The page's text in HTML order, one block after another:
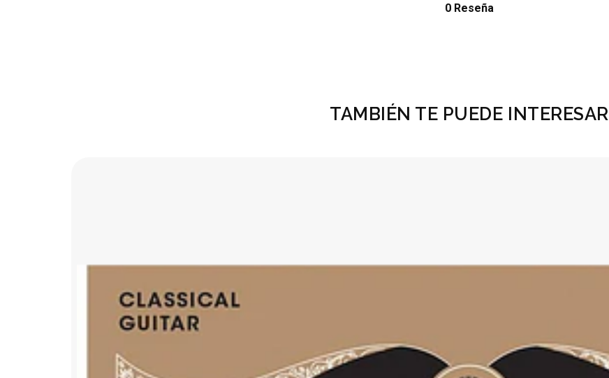
0 Reseña
TAMBIÉN TE PUEDE INTERESAR